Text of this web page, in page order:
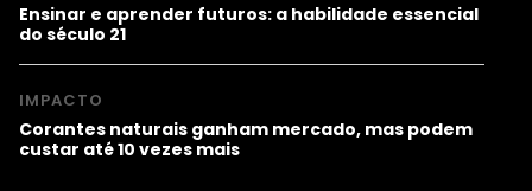
Ensinar e aprender futuros: a habilidade essencial
do século 21
IMPACTO
Corantes naturais ganham mercado, mas podem
custar até 10 vezes mais